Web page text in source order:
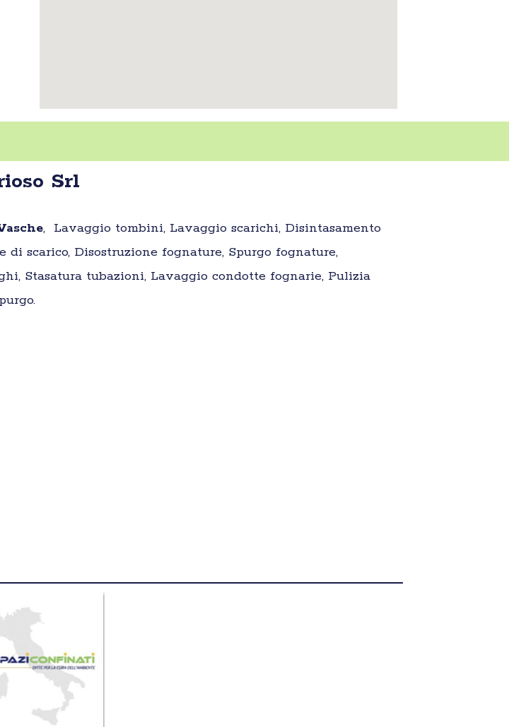
Srl
, Lavaggio tombini, Lavaggio scarichi, Disintasamento
scarico, Disostruzione fognature, Spurgo fognature,
Stasatura tubazioni, Lavaggio condotte fognarie, Pulizia